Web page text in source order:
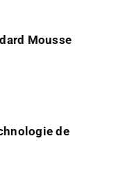
Mousse
de